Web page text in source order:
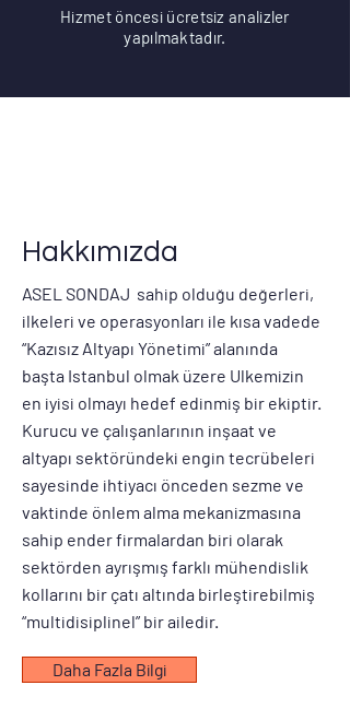
Hizmet öncesi ücretsiz analizler
yapılmaktadır.
Hakkımızda
ASEL SONDAJ sahip olduğu değerleri,
ilkeleri ve operasyonları ile kısa vadede
“Kazısız Altyapı Yönetimi” alanında
başta Istanbul olmak üzere Ulkemizin
en iyisi olmayı hedef edinmiş bir ekiptir.
Kurucu ve çalışanlarının inşaat ve
altyapı sektöründeki engin tecrübeleri
sayesinde ihtiyacı önceden sezme ve
vaktinde önlem alma mekanizmasına
sahip ender firmalardan biri olarak
sektörden ayrışmış farklı mühendislik
kollarını bir çatı altında birleştirebilmiş
“multidisiplinel” bir ailedir.
Daha Fazla Bilgi